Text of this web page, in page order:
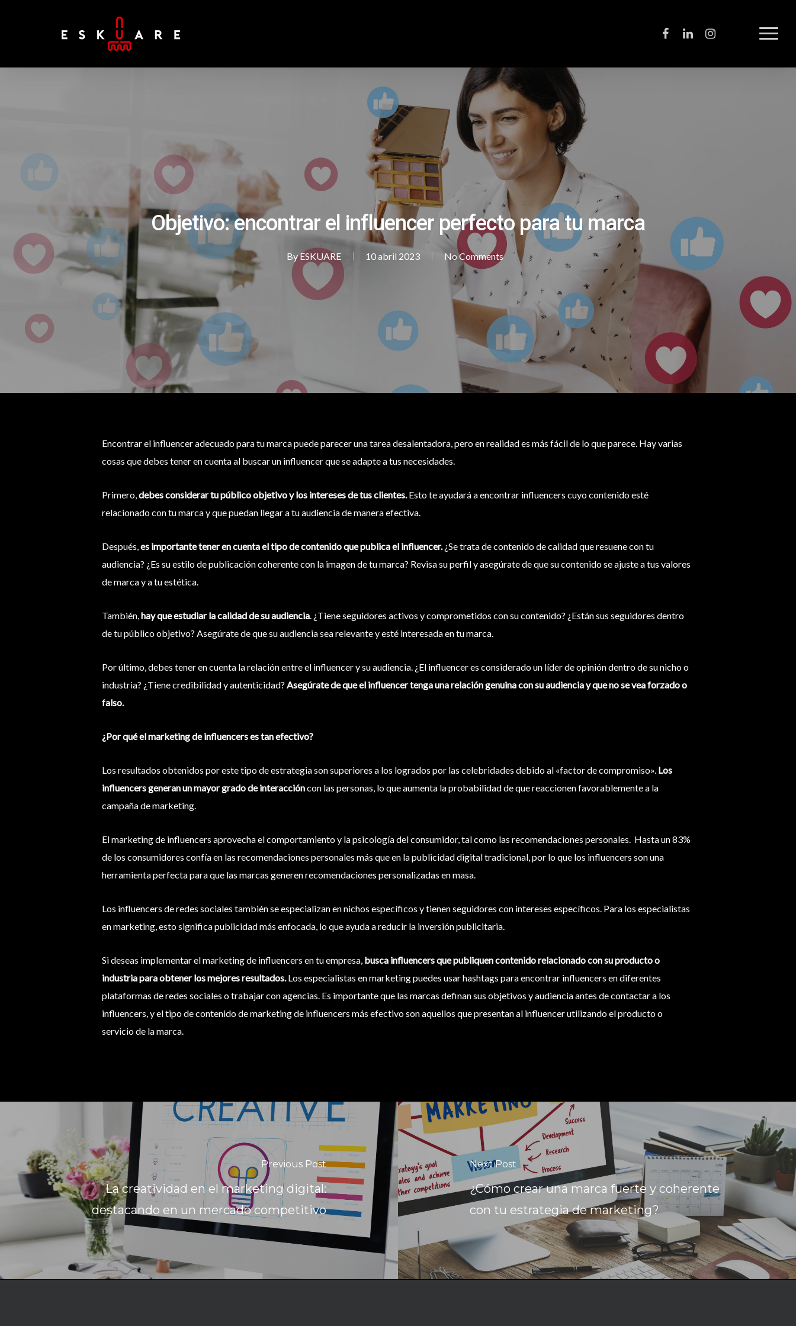
Objetivo: encontrar el influencer perfecto para tu marca
ByESKUARE 10 abril 2023 No Comments
Encontrar el influencer adecuado para tu marca puede parecer una tarea desalentadora, pero en realidad es más fácil de lo que parece. Hay varias
cosas que debes tener en cuenta al buscar un influencer que se adapte a tus necesidades.
Primero,debes considerar tu público objetivo y los intereses de tus clientes.Esto te ayudará a encontrar influencers cuyo contenido esté
relacionado con tu marca y que puedan llegar a tu audiencia de manera efectiva.
Después,es importante tener en cuenta el tipo de contenido que publica el influencer.¿Se trata de contenido de calidad que resuene con tu
audiencia? ¿Es su estilo de publicación coherente con la imagen de tu marca? Revisa su perfil y asegúrate de que su contenido se ajuste a tus valores
de marca y a tu estética.
También,hay que estudiar la calidad de su audiencia. ¿Tiene seguidores activos y comprometidos con su contenido? ¿Están sus seguidores dentro
de tu público objetivo? Asegúrate de que su audiencia sea relevante y esté interesada en tu marca.
Por último, debes tener en cuenta la relación entre el influencer y su audiencia. ¿El influencer es considerado un líder de opinión dentro de su nicho o
industria? ¿Tiene credibilidad y autenticidad? Asegúrate de que el influencer tenga una relación genuina con su audiencia y que no se vea forzado o
falso.
¿Por qué el marketing de influencers es tan efectivo?
Los resultados obtenidos por este tipo de estrategia son superiores a los logrados por las celebridades debido al «factor de compromiso». Los
influencers generan un mayor grado de interaccióncon las personas, lo que aumenta la probabilidad de que reaccionen favorablemente a la
campaña de marketing.
El marketing de influencers aprovecha el comportamiento y la psicología del consumidor, tal como las recomendaciones personales. Hasta un 83%
de los consumidores confía en las recomendaciones personales más que en la publicidad digital tradicional, por lo que los influencers son una
herramienta perfecta para que las marcas generen recomendaciones personalizadas en masa.
Los influencers de redes sociales también se especializan en nichos específicos y tienen seguidores con intereses específicos. Para los especialistas
en marketing, esto significa publicidad más enfocada, lo que ayuda a reducir la inversión publicitaria.
Si deseas implementar el marketing de influencers en tu empresa, busca influencers que publiquen contenido relacionado con su producto o
industria para obtener los mejores resultados.Los especialistas en marketing puedes usar hashtags para encontrar influencers en diferentes
plataformas de redes sociales o trabajar con agencias. Es importante que las marcas definan sus objetivos y audiencia antes de contactar a los
influencers, y el tipo de contenido de marketing de influencers más efectivo son aquellos que presentan al influencer utilizando el producto o
servicio de la marca.
Previous Post
La creatividad en el marketing digital:
destacando en un mercado competitivo
Next Post
¿Cómo crear una marca fuerte y coherente
con tu estrategia de marketing?